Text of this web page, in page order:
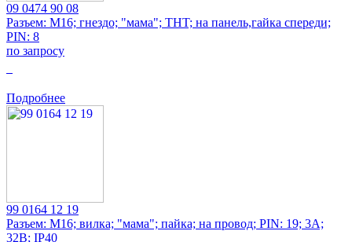
09 0474 90 08
Разъем: M16; гнездо; "мама"; THT; на панель,гайка спереди;
PIN: 8
по запросу
Подробнее
99 0164 12 19
Разъем: M16; вилка; "мама"; пайка; на провод; PIN: 19; 3А;
32В; IP40